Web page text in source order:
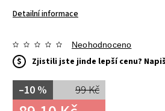
Detailní informace
Neohodnoceno
99 Kč
–10 %
$ Zjistili jste jinde lepší cenu?